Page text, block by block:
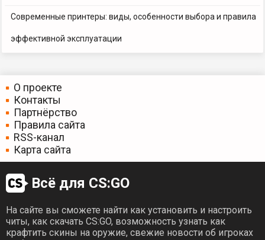
Современные принтеры: виды, особенности выбора и правила
эффективной эксплуатации
О проекте
Контакты
Партнёрство
Правила сайта
RSS-канал
Карта сайта
Всё для CS:GO
На сайте вы сможете найти как установить и настроить
читы, как скачать CS:GO, возможность узнать как
крафтить скины на оружие, свежие новости об игроках